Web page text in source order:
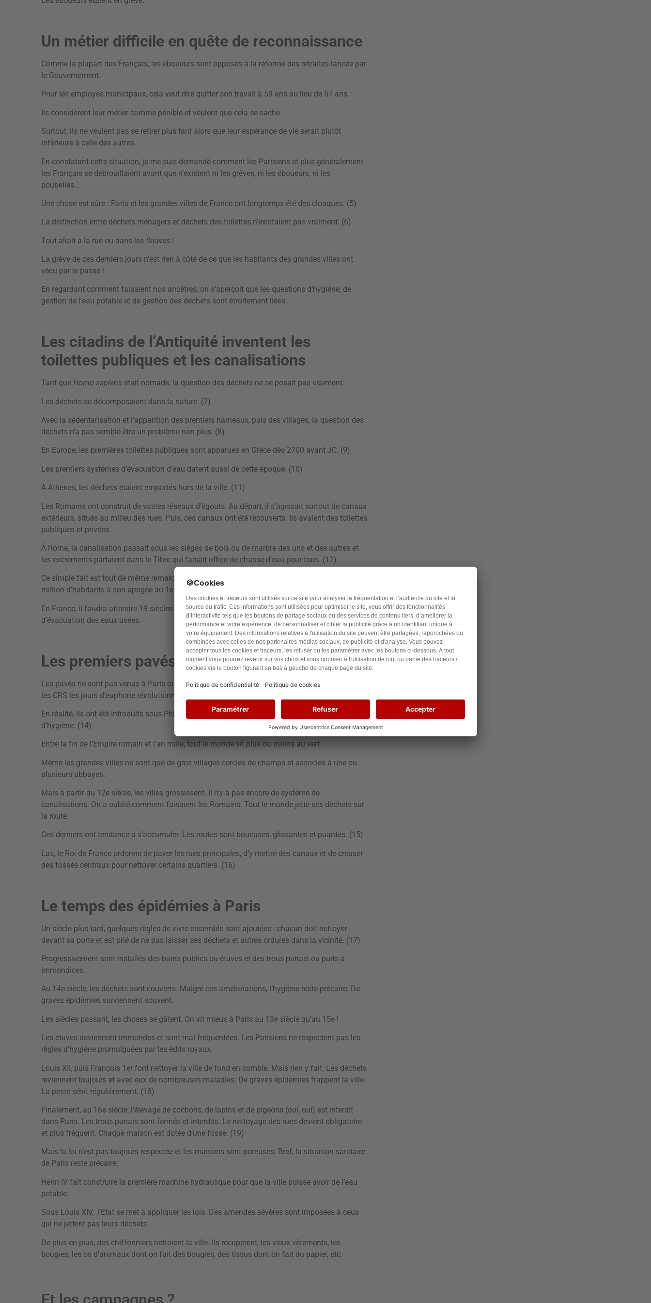
Un métier difficile en quête de reconnaissance
Comme la plupart des Français, les éboueurs sont opposés à la réforme des retraites lancée par
le Gouvernement.
Pour les employés municipaux, cela veut dire quitter son travail à 59 ans au lieu de 57 ans.
Ils considèrent leur métier comme pénible et veulent que cela se sache.
Surtout, ils ne veulent pas se retirer plus tard alors que leur espérance de vie serait plutôt
inférieure à celle des autres.
En constatant cette situation, je me suis demandé comment les Parisiens et plus généralement
les Français se débrouillaient avant que n’existent ni les grèves, ni les éboueurs, ni les
poubelles…
Une chose est sûre : Paris et les grandes villes de France ont longtemps été des cloaques. (5)
La distinction entre déchets ménagers et déchets des toilettes n’existaient pas vraiment. (6)
Tout allait à la rue ou dans les fleuves !
La grève de ces derniers jours n’est rien à côté de ce que les habitants des grandes villes ont
vécu par le passé !
En regardant comment faisaient nos ancêtres, on s’aperçoit que les questions d’hygiène, de
gestion de l’eau potable et de gestion des déchets sont étroitement liées.
Les citadins de l’Antiquité inventent les
toilettes publiques et les canalisations
Tant que Homo sapiens était nomade, la question des déchets ne se posait pas vraiment.
Les déchets se décomposaient dans la nature. (7)
Avec la sédentarisation et l’apparition des premiers hameaux, puis des villages, la question des
déchets n’a pas semblé être un problème non plus. (8)
En Europe, les premières toilettes publiques sont apparues en Grèce dès 2700 avant JC. (9)
Les premiers systèmes d’évacuation d’eau datent aussi de cette époque. (10)
A Athènes, les déchets étaient emportés hors de la ville. (11)
Les Romains ont construit de vastes réseaux d’égouts. Au départ, il s’agissait surtout de canaux
extérieurs, situés au milieu des rues. Puis, ces canaux ont été recouverts. Ils avaient des toilettes
publiques et privées.
À Rome, la canalisation passait sous les sièges de bois ou de marbre des uns et des autres et
les excréments partaient dans le Tibre qui faisait office de chasse d’eau pour tous. (12)
Ce simple fait est tout de même remarquable quand on sait que la ville comptait près d’un
million d’habitants à son apogée au 1er siècle ap JC ! (13)
En France, il faudra attendre 19 siècles avant que les villes ne retrouvent un système généralisé
d’évacuation des eaux usées.
Les premiers pavés de Paris…
Les pavés ne sont pas venus à Paris ou ailleurs pour que des étudiants puissent les lancer sur
les CRS les jours d’euphorie révolutionnaire.
En réalité, ils ont été introduits sous Philippe Auguste dans la capitale pour des questions
d’hygiène. (14)
Entre la fin de l’Empire romain et l’an mille, tout le monde vit plus ou moins au vert.
Même les grandes villes ne sont que de gros villages cerclés de champs et associés à une ou
plusieurs abbayes.
Mais à partir du 12e siècle, les villes grossissent. Il n’y a pas encore de système de
canalisations. On a oublié comment faisaient les Romains. Tout le monde jette ses déchets sur
la route.
Ces derniers ont tendance à s’accumuler. Les routes sont boueuses, glissantes et puantes. (15)
Las, le Roi de France ordonne de paver les rues principales, d’y mettre des canaux et de creuser
des fossés centraux pour nettoyer certains quartiers. (16)
Le temps des épidémies à Paris
Un siècle plus tard, quelques règles de vivre ensemble sont ajoutées : chacun doit nettoyer
devant sa porte et est prié de ne pas laisser ses déchets et autres ordures dans la vicinité. (17)
Progressivement sont installés des bains publics ou étuves et des trous punais ou puits à
immondices.
Au 14e siècle, les déchets sont couverts. Malgré ces améliorations, l’hygiène reste précaire. De
graves épidémies surviennent souvent.
Les siècles passant, les choses se gâtent. On vit mieux à Paris au 13e siècle qu’au 15e !
Les étuves deviennent immondes et sont mal fréquentées. Les Parisiens ne respectent pas les
règles d’hygiène promulguées par les édits royaux.
Louis XII, puis François 1er font nettoyer la ville de fond en comble. Mais rien y fait. Les déchets
reviennent toujours et avec eux de nombreuses maladies. De graves épidémies frappent la ville.
La peste sévit régulièrement. (18)
Finalement, au 16e siècle, l’élevage de cochons, de lapins et de pigeons (oui, oui) est interdit
dans Paris. Les trous punais sont fermés et interdits. Le nettoyage des rues devient obligatoire
et plus fréquent. Chaque maison est dotée d’une fosse. (19)
Mais la loi n’est pas toujours respectée et les maisons sont poreuses. Bref, la situation sanitaire
de Paris reste précaire.
Henri IV fait construire la première machine hydraulique pour que la ville puisse avoir de l’eau
potable.
Sous Louis XIV, l’Etat se met à appliquer les lois. Des amendes sévères sont imposées à ceux
qui ne jettent pas leurs déchets.
De plus en plus, des chiffonniers nettoient la ville. Ils récupèrent, les vieux vêtements, les
bougies, les os d’animaux dont on fait des bougies, des tissus dont on fait du papier, etc.